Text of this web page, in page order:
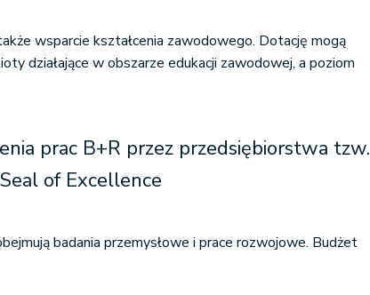
wsparcie kształcenia zawodowego. Dotację mogą
działające w obszarze edukacji zawodowej, a poziom
prac B+R przez przedsiębiorstwa tzw.
of Excellence
badania przemysłowe i prace rozwojowe. Budżet